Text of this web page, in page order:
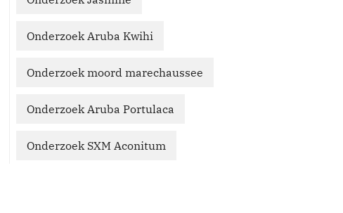
Onderzoek Aruba Kwihi
Onderzoek moord marechaussee
Onderzoek Aruba Portulaca
Onderzoek SXM Aconitum